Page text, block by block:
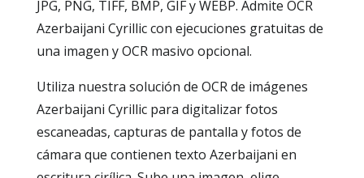
JPG, PNG, TIFF, BMP, GIF y WEBP. Admite OCR
Azerbaijani Cyrillic con ejecuciones gratuitas de
una imagen y OCR masivo opcional.
Utiliza nuestra solución de OCR de imágenes
Azerbaijani Cyrillic para digitalizar fotos
escaneadas, capturas de pantalla y fotos de
cámara que contienen texto Azerbaijani en